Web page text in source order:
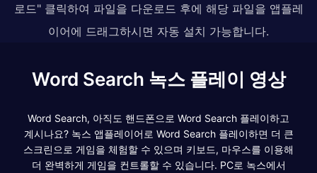
로드" 클릭하여 파일을 다운로드 후에 해당 파일을 앱플레
이어에 드래그하시면 자동 설치 가능합니다.
Word Search 녹스 플레이 영상
Word Search, 아직도 핸드폰으로 Word Search 플레이하고
계시나요? 녹스 앱플레이어로 Word Search 플레이하면 더 큰
스크린으로 게임을 체험할 수 있으며 키보드, 마우스를 이용해
더 완벽하게 게임을 컨트롤할 수 있습니다. PC로 녹스에서